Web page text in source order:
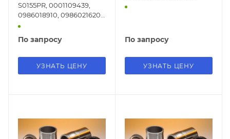
S0155PR, 0001109439,
0986018910, 0986021620,
113303, CS1271, F032113303,
11000-KB, 8G9N-11000-
8EA738056001, 6.7067.1,
32638N, 33337N, IR9520,
По запросу
УЗНАТЬ ЦЕНУ
По запросу
УЗНАТЬ ЦЕНУ